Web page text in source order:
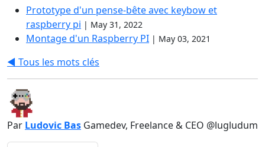
Prototype d'un pense-bête avec keybow et
raspberry pi | May 31, 2022
Montage d'un Raspberry PI | May 03, 2021
◀️ Tous les mots clés
Par Ludovic Bas Gamedev, Freelance & CEO @lugludum